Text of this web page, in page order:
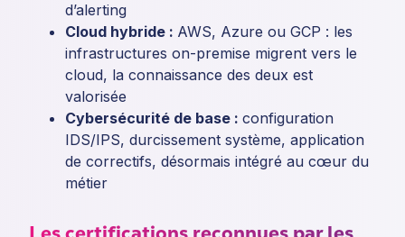
d’alerting
Cloud hybride : AWS, Azure ou GCP : les
infrastructures on-premise migrent vers le
cloud, la connaissance des deux est
valorisée
Cybersécurité de base : configuration
IDS/IPS, durcissement système, application
de correctifs, désormais intégré au cœur du
métier